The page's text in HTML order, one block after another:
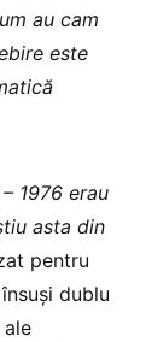
au cam
este
1976 erau
asta din
pentru
dublu
ale